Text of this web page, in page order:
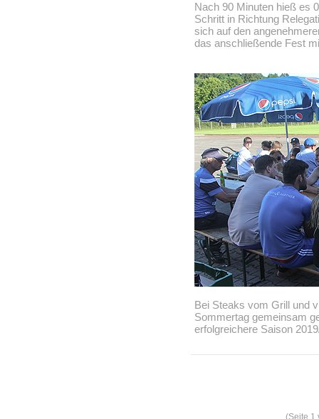
Nach 90 Minuten hieß es
Schritt in Richtung
sich auf den
das anschließende Fest
Bei Steaks vom Grill und
Sommertag gemeinsam
erfolgreichere Saison
(Seite 1